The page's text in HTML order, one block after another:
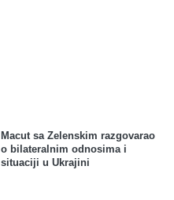
Macut sa Zelenskim razgovarao
o bilateralnim odnosima i
situaciji u Ukrajini